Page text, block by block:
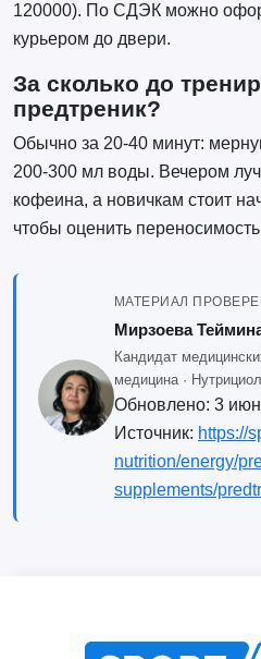
120000). По СДЭК можно
курьером до двери.
За сколько до
предтреник?
Обычно за 20-40 минут:
200-300 мл воды. Вечером
кофеина, а новичкам стоит
чтобы оценить
МАТЕРИАЛ
Мирзоева
Кандидат
медицина ·
Обновлено: 3
Источник: https://
nutrition/energy/
supplements/